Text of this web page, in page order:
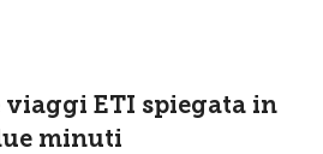
viaggi ETI spiegata in
minuti